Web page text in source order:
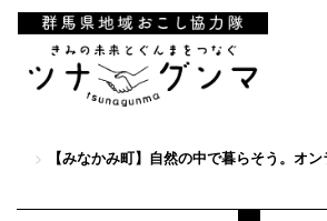
【みなかみ町】自然の中で暮らそう。オ